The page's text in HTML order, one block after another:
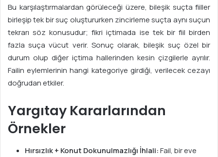
Bu karşılaştırmalardan görüleceği üzere, bileşik suçta fiiller
birleşip tek bir suç oluştururken zincirleme suçta aynı suçun
tekrarı söz konusudur; fikri içtimada ise tek bir fiil birden
fazla suça vücut verir. Sonuç olarak, bileşik suç özel bir
durum olup diğer içtima hallerinden kesin çizgilerle ayrılır.
Failin eylemlerinin hangi kategoriye girdiği, verilecek cezayı
doğrudan etkiler.
Yargıtay Kararlarından
Örnekler
Hırsızlık + Konut Dokunulmazlığı İhlali:Fail, bir eve